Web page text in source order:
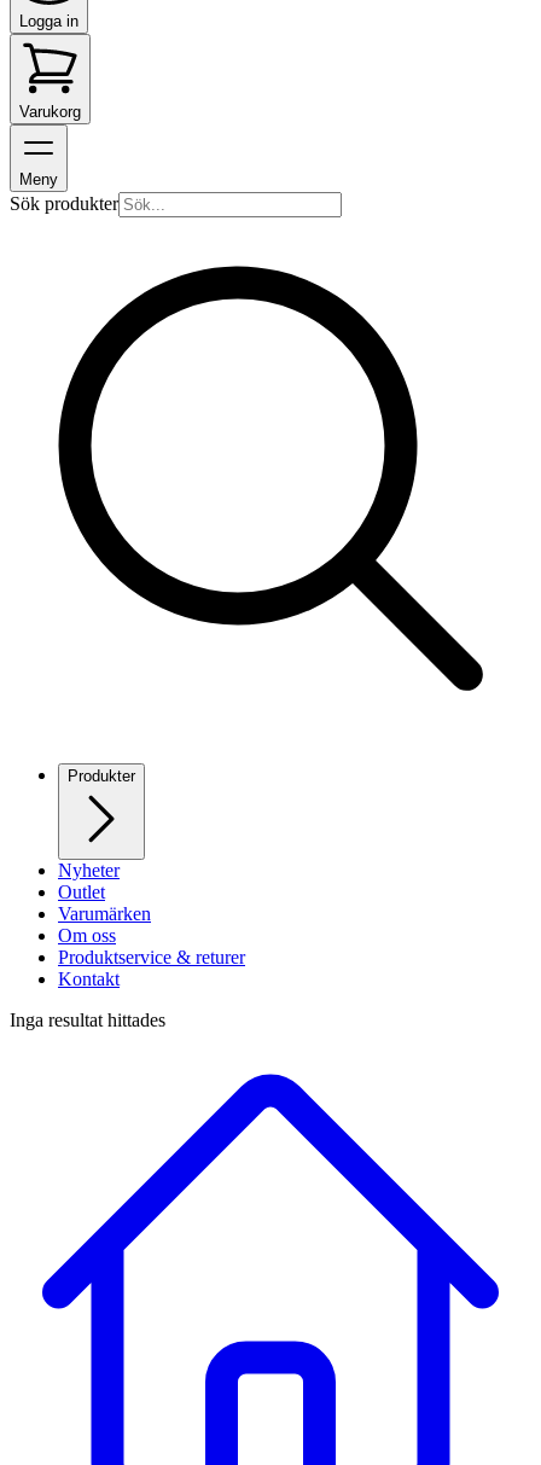
Logga in
Varukorg
Meny
Sök produkter
Produkter
Nyheter
Outlet
Varumärken
Om oss
Produktservice & returer
Kontakt
Inga resultat hittades